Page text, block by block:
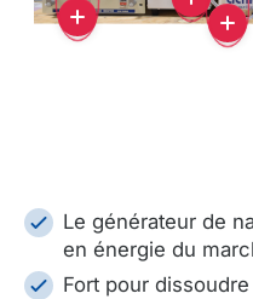
Le générateur de
en énergie du
Fort pour